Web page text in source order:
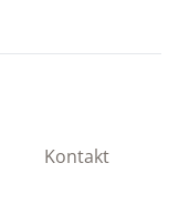
Kontakt